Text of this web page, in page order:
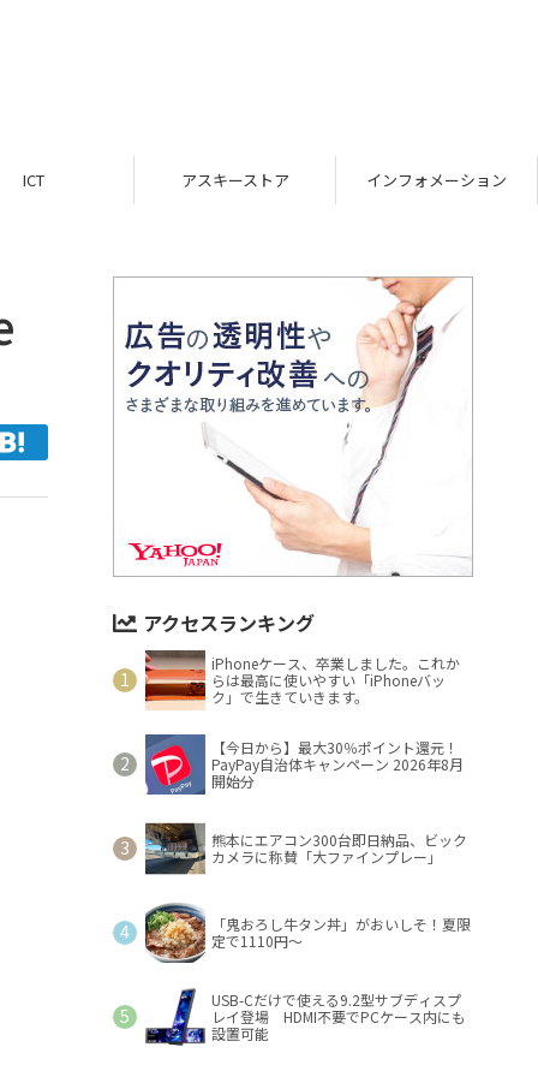
ICT アスキーストア インフォメーション
アクセスランキング
iPhoneケース、卒業しました。これか
らは最高に使いやすい「iPhoneバッ
ク」で生きていきます。
【今日から】最大30％ポイント還元！
PayPay自治体キャンペーン 2026年8月
開始分
熊本にエアコン300台即日納品、ビック
カメラに称賛「大ファインプレー」
「鬼おろし牛タン丼」がおいしそ！夏限
定で1110円～
USB-Cだけで使える9.2型サブディスプ
レイ登場 HDMI不要でPCケース内にも
設置可能